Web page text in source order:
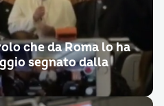
che da Roma lo ha
segnato dalla